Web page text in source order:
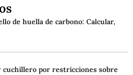
de huella de carbono: Calcular,
cuchillero por restricciones sobre